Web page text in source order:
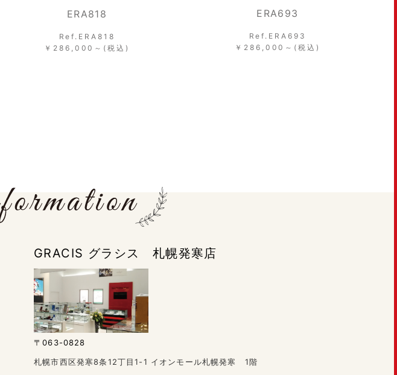
ERA693
Ref.ERA693
￥286,000～(税込)
ERA683
Ref.ERA683
￥286,000～(税込)
GRACIS グラシス 札幌発寒店
〒063-0828
札幌市西区発寒8条12丁目1-1 イオンモール札幌発寒 1階